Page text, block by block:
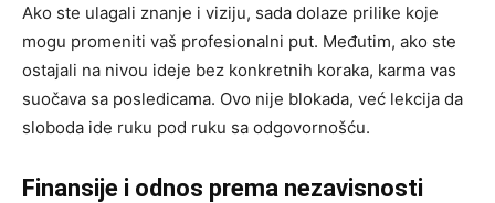
Ako ste ulagali znanje i viziju, sada dolaze prilike koje
mogu promeniti vaš profesionalni put. Međutim, ako ste
ostajali na nivou ideje bez konkretnih koraka, karma vas
suočava sa posledicama. Ovo nije blokada, već lekcija da
sloboda ide ruku pod ruku sa odgovornošću.
Finansije i odnos prema nezavisnosti